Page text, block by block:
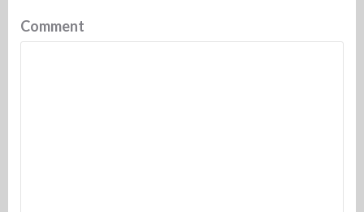
Comment